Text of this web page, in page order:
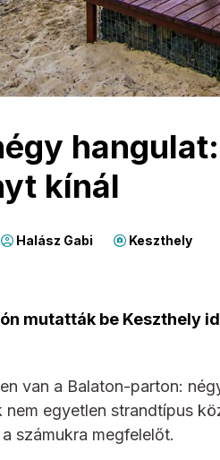
kínál
Halász Gabi Keszthely
mutatták be Keszthely
van a Balaton-parton:
egyetlen strandtípus
számukra megfelelőt.